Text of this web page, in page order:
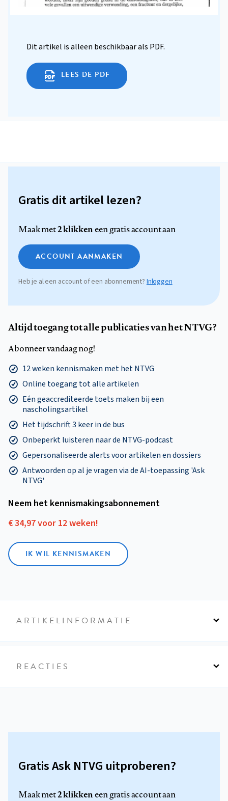
Dit artikel is alleen beschikbaar als PDF.
LEES DE PDF
Gratis dit artikel lezen?
Maak met2 klikkeneen gratis account aan
ACCOUNT AANMAKEN
Heb je al een account of een abonnement? Inloggen
Altijd toegang tot alle publicaties van het NTVG?
Abonneer vandaag nog!
12 weken kennismaken met het NTVG
Online toegang tot alle artikelen
Eén geaccrediteerde toets maken bij een
nascholingsartikel
Het tijdschrift 3 keer in de bus
Onbeperkt luisteren naar de NTVG-podcast
Gepersonaliseerde alerts voor artikelen en dossiers
Antwoorden op al je vragen via de AI-toepassing 'Ask
NTVG'
Neem het kennismakings­abonnement
€ 34,97 voor 12 weken!
IK WIL KENNISMAKEN
ARTIKELINFORMATIE
REACTIES
Gratis Ask NTVG uitproberen?
Maak met2 klikkeneen gratis account aan